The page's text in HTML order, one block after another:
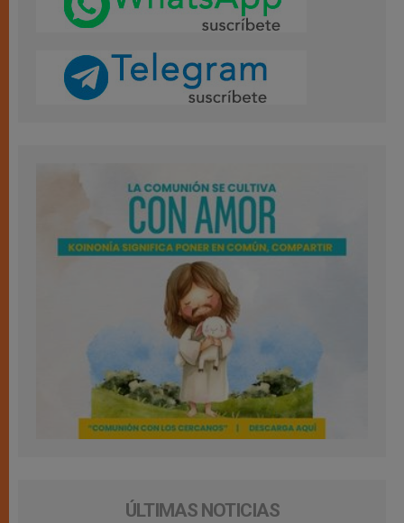
ÚLTIMAS NOTICIAS